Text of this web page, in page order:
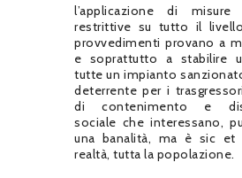
l’applicazione di
restrittive su tutto il
provvedimenti provano a
e soprattutto a stabilire
tutte un impianto
deterrente per i
di contenimento e
sociale che interessano,
una banalità, ma è sic et
realtà, tutta la popolazione.